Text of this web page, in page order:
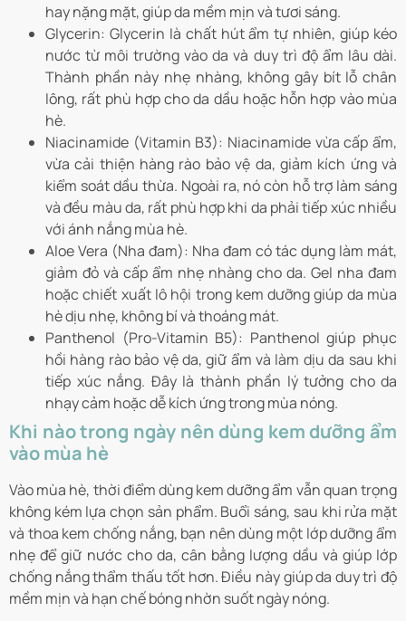
hay nặng mặt, giúp da mềm mịn và tươi sáng.
Glycerin: Glycerin là chất hút ẩm tự nhiên, giúp kéo
nước từ môi trường vào da và duy trì độ ẩm lâu dài.
Thành phần này nhẹ nhàng, không gây bít lỗ chân
lông, rất phù hợp cho da dầu hoặc hỗn hợp vào mùa
hè.
Niacinamide (Vitamin B3): Niacinamide vừa cấp ẩm,
vừa cải thiện hàng rào bảo vệ da, giảm kích ứng và
kiểm soát dầu thừa. Ngoài ra, nó còn hỗ trợ làm sáng
và đều màu da, rất phù hợp khi da phải tiếp xúc nhiều
với ánh nắng mùa hè.
Aloe Vera (Nha đam): Nha đam có tác dụng làm mát,
giảm đỏ và cấp ẩm nhẹ nhàng cho da. Gel nha đam
hoặc chiết xuất lô hội trong kem dưỡng giúp da mùa
hè dịu nhẹ, không bí và thoáng mát.
Panthenol (Pro-Vitamin B5): Panthenol giúp phục
hồi hàng rào bảo vệ da, giữ ẩm và làm dịu da sau khi
tiếp xúc nắng. Đây là thành phần lý tưởng cho da
nhạy cảm hoặc dễ kích ứng trong mùa nóng.
Khi nào trong ngày nên dùng kem dưỡng ẩm
vào mùa hè
Vào mùa hè, thời điểm dùng kem dưỡng ẩm vẫn quan trọng
không kém lựa chọn sản phẩm. Buổi sáng, sau khi rửa mặt
và thoa kem chống nắng, bạn nên dùng một lớp dưỡng ẩm
nhẹ để giữ nước cho da, cân bằng lượng dầu và giúp lớp
chống nắng thẩm thấu tốt hơn. Điều này giúp da duy trì độ
mềm mịn và hạn chế bóng nhờn suốt ngày nóng.